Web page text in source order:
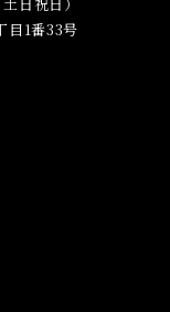
1番33号